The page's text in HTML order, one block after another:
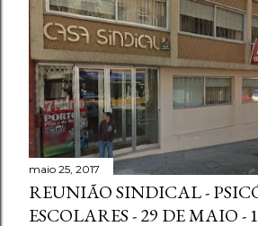
maio 25, 2017
REUNIÃO SINDICAL -
ESCOLARES - 29 DE MAIO -